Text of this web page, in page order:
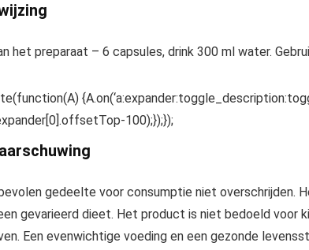
het preparaat – 6 capsules, drink 300 ml water.
100);});});
gedeelte voor consumptie niet overschrijden.
gevarieerd dieet. Het product is niet bedoeld voor
Een evenwichtige voeding en een gezonde